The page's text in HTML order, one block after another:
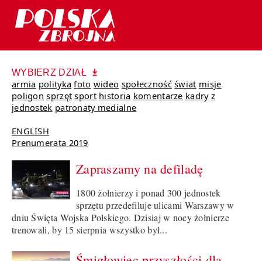
WYBIERZ DZIAŁ
armia polityka foto wideo społeczność świat misje
poligon sprzęt sport historia komentarze kadry z
jednostek patronaty medialne
ENGLISH
Prenumerata 2019
Zapraszamy na defiladę
1800 żołnierzy i ponad 300 jednostek
sprzętu przedefiluje ulicami Warszawy w
dniu Święta Wojska Polskiego. Dzisiaj w nocy żołnierze
trenowali, by 15 sierpnia wszystko był...